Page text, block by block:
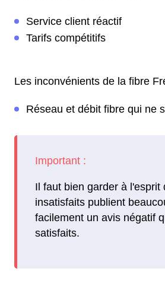
Service client réactif
Tarifs compétitifs
Les inconvénients de la fibre
Réseau et débit fibre qui ne
Il faut bien garder à l'esprit
insatisfaits publient
facilement un avis négatif
satisfaits.